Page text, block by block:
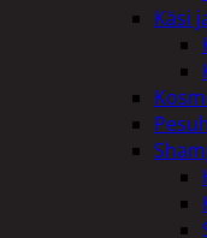
Käsi